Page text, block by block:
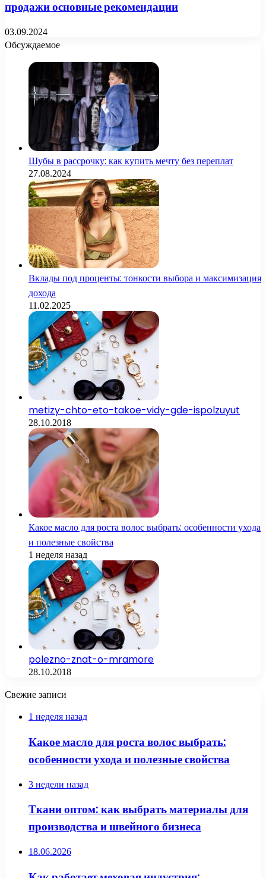
продажи основные рекомендации
03.09.2024
Обсуждаемое
Шубы в рассрочку: как купить мечту без переплат
27.08.2024
Вклады под проценты: тонкости выбора и максимизация
дохода
11.02.2025
metizy-chto-eto-takoe-vidy-gde-ispolzuyut
28.10.2018
Какое масло для роста волос выбрать: особенности ухода
и полезные свойства
1 неделя назад
polezno-znat-o-mramore
28.10.2018
Свежие записи
1 неделя назад
Какое масло для роста волос выбрать:
особенности ухода и полезные свойства
3 недели назад
Ткани оптом: как выбрать материалы для
производства и швейного бизнеса
18.06.2026